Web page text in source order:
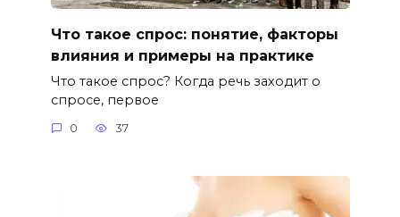
Что такое спрос: понятие, факторы
влияния и примеры на практике
Что такое спрос? Когда речь заходит о
спросе, первое
0 37